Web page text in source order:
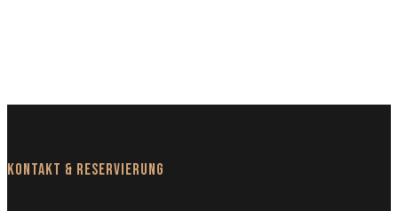
Kontakt & Reservierung